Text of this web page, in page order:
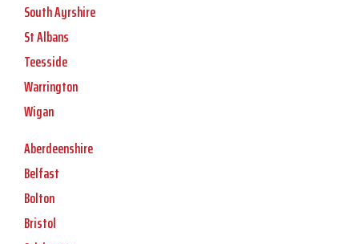
South Ayrshire
St Albans
Teesside
Warrington
Wigan
Aberdeenshire
Belfast
Bolton
Bristol